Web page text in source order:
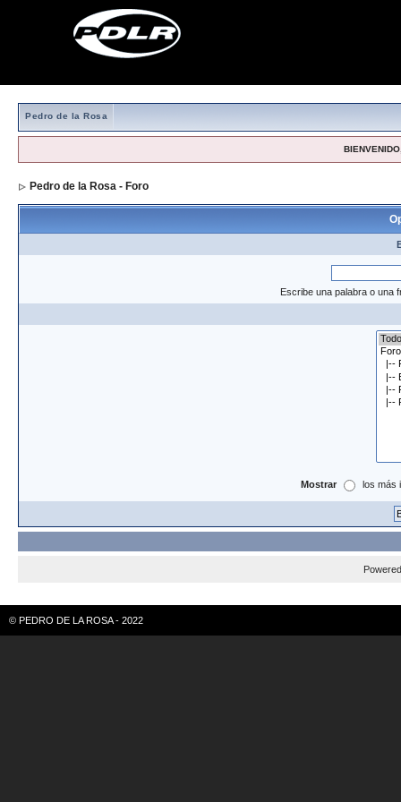
Pedro de la Rosa
Pedro de la Rosa - Foro
Escribe una palabra o una
Mostrar los más
© PEDRO DE LA ROSA - 2022